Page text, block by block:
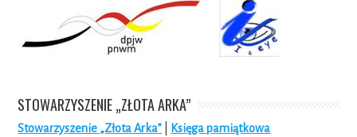
STOWARZYSZENIE „ZŁOTA ARKA”
Stowarzyszenie „Złota Arka” Księga pamiątkowa